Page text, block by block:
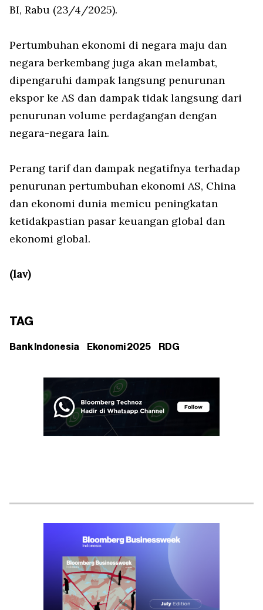
BI, Rabu (23/4/2025).
Pertumbuhan ekonomi di negara maju dan
negara berkembang juga akan melambat,
dipengaruhi dampak langsung penurunan
ekspor ke AS dan dampak tidak langsung dari
penurunan volume perdagangan dengan
negara-negara lain.
Perang tarif dan dampak negatifnya terhadap
penurunan pertumbuhan ekonomi AS, China
dan ekonomi dunia memicu peningkatan
ketidakpastian pasar keuangan global dan
ekonomi global.
(lav)
TAG
Bank Indonesia Ekonomi 2025 RDG